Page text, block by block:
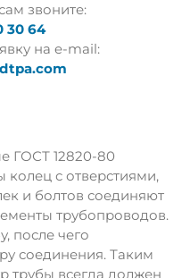
звоните:
30 64
на e-mail:
ГОСТ 12820-80
с отверстиями,
и болтов соединяют
трубопроводов.
после чего
соединения. Таким
трубы всегда должен